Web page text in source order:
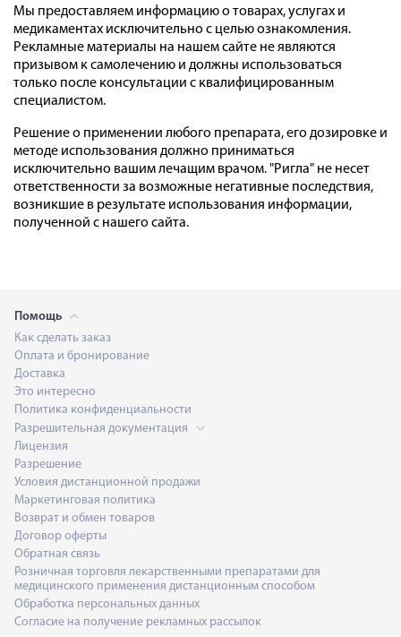
Мы предоставляем информацию о товарах, услугах и
медикаментах исключительно с целью ознакомления.
Рекламные материалы на нашем сайте не являются
призывом к самолечению и должны использоваться
только после консультации с квалифицированным
специалистом.
Решение о применении любого препарата, его дозировке и
методе использования должно приниматься
исключительно вашим лечащим врачом. "Ригла" не несет
ответственности за возможные негативные последствия,
возникшие в результате использования информации,
полученной с нашего сайта.
Помощь
Как сделать заказ
Оплата и бронирование
Доставка
Это интересно
Политика конфиденциальности
Разрешительная документация
Лицензия
Разрешение
Условия дистанционной продажи
Маркетинговая политика
Возврат и обмен товаров
Договор оферты
Обратная связь
Розничная торговля лекарственными препаратами для
медицинского применения дистанционным способом
Обработка персональных данных
Согласие на получение рекламных рассылок